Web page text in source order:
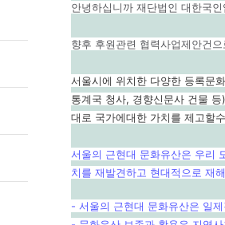
안녕하십니까 재단법인 대한국
향후 후원관련 협력사업제안건
서울시에 위치한 다양한 등록문
통계국 청사, 경향신문사 건물
대로 국가에대한 가치를 제고할
서울의 근현대 문화유산은 우리
치를 재발견하고 현대적으로 재
- 서울의 근현대 문화유산은 일